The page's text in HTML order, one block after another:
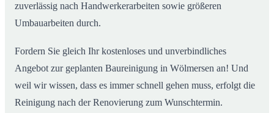
zuverlässig nach Handwerkerarbeiten sowie größeren
Umbauarbeiten durch.
Fordern Sie gleich Ihr kostenloses und unverbindliches
Angebot zur geplanten Baureinigung in Wölmersen an! Und
weil wir wissen, dass es immer schnell gehen muss, erfolgt die
Reinigung nach der Renovierung zum Wunschtermin.